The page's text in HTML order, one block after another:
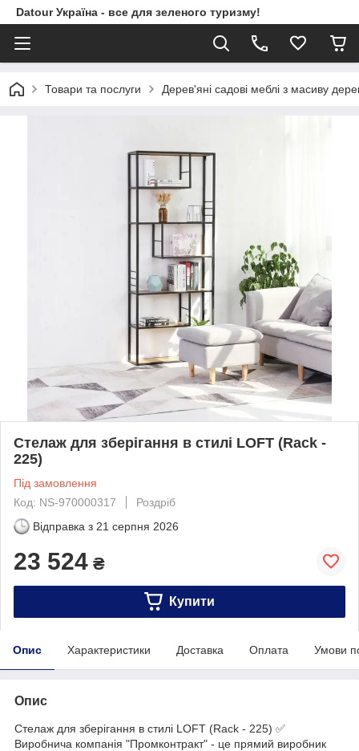
Datour Україна - все для зеленого туризму!
Товари та послуги Дерев'яні садові меблі з масиву
Стелаж для зберігання в стилі LOFT (Rack -
225)
Під замовлення
Код: NS-970000317
Роздріб
Відправка з 21 серпня 2026
23 524 ₴
Купити
Опис Характеристики Доставка Оплата Умови
Опис
Стелаж для зберігання в стилі LOFT (Rack - 225) ✅
Виробнича компанія "Промконтракт" - це прямий виробник